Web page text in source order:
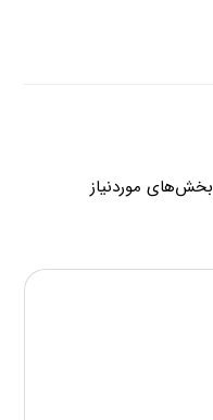
بخش‌های موردنیاز